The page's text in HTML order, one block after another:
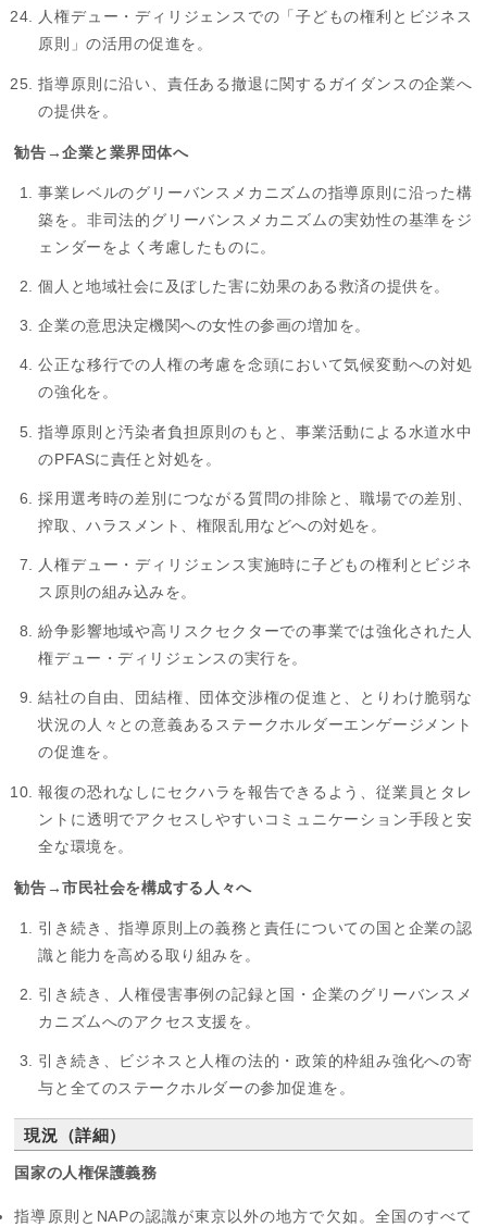
人権デュー・ディリジェンスでの「子どもの権利とビジネス
原則」の活用の促進を。
指導原則に沿い、責任ある撤退に関するガイダンスの企業へ
の提供を。
勧告→企業と業界団体へ
事業レベルのグリーバンスメカニズムの指導原則に沿った構
築を。非司法的グリーバンスメカニズムの実効性の基準をジ
ェンダーをよく考慮したものに。
個人と地域社会に及ぼした害に効果のある救済の提供を。
企業の意思決定機関への女性の参画の増加を。
公正な移行での人権の考慮を念頭において気候変動への対処
の強化を。
指導原則と汚染者負担原則のもと、事業活動による水道水中
のPFASに責任と対処を。
採用選考時の差別につながる質問の排除と、職場での差別、
搾取、ハラスメント、権限乱用などへの対処を。
人権デュー・ディリジェンス実施時に子どもの権利とビジネ
ス原則の組み込みを。
紛争影響地域や高リスクセクターでの事業では強化された人
権デュー・ディリジェンスの実行を。
結社の自由、団結権、団体交渉権の促進と、とりわけ脆弱な
状況の人々との意義あるステークホルダーエンゲージメント
の促進を。
報復の恐れなしにセクハラを報告できるよう、従業員とタレ
ントに透明でアクセスしやすいコミュニケーション手段と安
全な環境を。
勧告→市民社会を構成する人々へ
引き続き、指導原則上の義務と責任についての国と企業の認
識と能力を高める取り組みを。
引き続き、人権侵害事例の記録と国・企業のグリーバンスメ
カニズムへのアクセス支援を。
引き続き、ビジネスと人権の法的・政策的枠組み強化への寄
与と全てのステークホルダーの参加促進を。
現況（詳細）
国家の人権保護義務
指導原則とNAPの認識が東京以外の地方で欠如。全国のすべて